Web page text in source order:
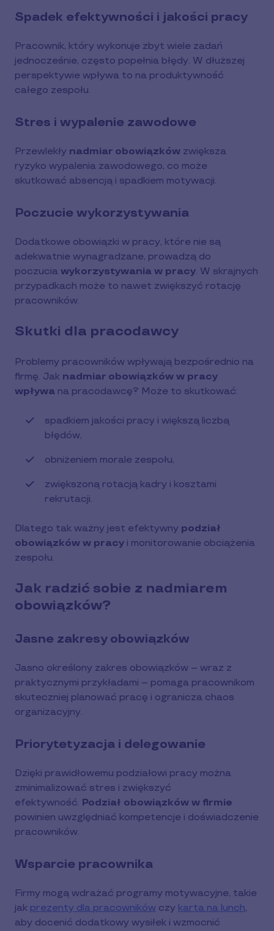
Spadek efektywności i jakości pracy
Pracownik, który wykonuje zbyt wiele zadań
jednocześnie, często popełnia błędy. W dłuższej
perspektywie wpływa to na produktywność
całego zespołu.
Stres i wypalenie zawodowe
Przewlekły nadmiar obowiązków zwiększa
ryzyko wypalenia zawodowego, co może
skutkować absencją i spadkiem motywacji.
Poczucie wykorzystywania
Dodatkowe obowiązki w pracy, które nie są
adekwatnie wynagradzane, prowadzą do
poczucia wykorzystywania w pracy. W skrajnych
przypadkach może to nawet zwiększyć rotację
pracowników.
Skutki dla pracodawcy
Problemy pracowników wpływają bezpośrednio na
firmę. Jak nadmiar obowiązków w pracy
wpływa na pracodawcę? Może to skutkować:
spadkiem jakości pracy i większą liczbą
błędów,
obniżeniem morale zespołu,
zwiększoną rotacją kadry i kosztami
rekrutacji.
Dlatego tak ważny jest efektywny podział
obowiązków w pracy i monitorowanie obciążenia
zespołu.
Jak radzić sobie z nadmiarem
obowiązków?
Jasne zakresy obowiązków
Jasno określony zakres obowiązków – wraz z
praktycznymi przykładami – pomaga pracownikom
skuteczniej planować pracę i ogranicza chaos
organizacyjny.
Priorytetyzacja i delegowanie
Dzięki prawidłowemu podziałowi pracy można
zminimalizować stres i zwiększyć
efektywność. Podział obowiązków w firmie
powinien uwzględniać kompetencje i doświadczenie
pracowników.
Wsparcie pracownika
Firmy mogą wdrażać programy motywacyjne, takie
jak prezenty dla pracowników czy karta na lunch,
aby docenić dodatkowy wysiłek i wzmocnić